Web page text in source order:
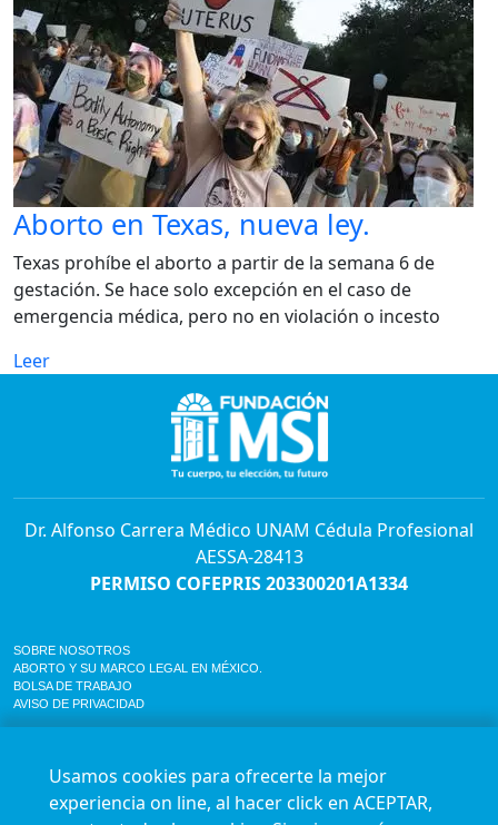
Aborto en Texas, nueva ley.
Texas prohíbe el aborto a partir de la semana 6 de
gestación. Se hace solo excepción en el caso de
emergencia médica, pero no en violación o incesto
Leer
Dr. Alfonso Carrera Médico UNAM Cédula Profesional
AESSA-28413
PERMISO COFEPRIS 203300201A1334
SOBRE NOSOTROS
ABORTO Y SU MARCO LEGAL EN MÉXICO.
BOLSA DE TRABAJO
AVISO DE PRIVACIDAD
Agenda en línea24/7 aquí
Impact report
Usamos cookies para ofrecerte la mejor
experiencia on line, al hacer click en ACEPTAR,